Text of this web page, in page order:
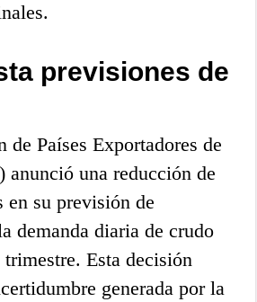
previsiones de
de Países Exportadores de
anunció una reducción de
en su previsión de
demanda diaria de crudo
trimestre. Esta decisión
generada por la